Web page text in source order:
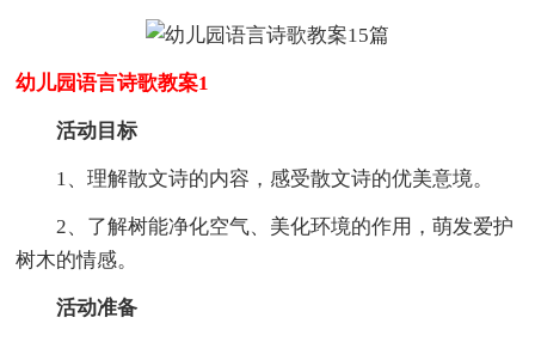
幼儿园语言诗歌教案1
活动目标
1、理解散文诗的内容，感受散文诗的优美意境。
2、了解树能净化空气、美化环境的作用，萌发爱护
树木的情感。
活动准备